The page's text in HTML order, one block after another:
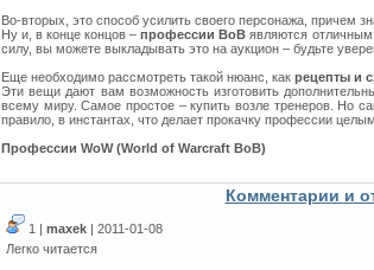
Во-вторых, это способ усилить своего персонажа, причем
Ну и, в конце концов –профессии ВоВ являются отличным
силу, вы можете выкладывать это на аукцион – будьте
Еще необходимо рассмотреть такой нюанс, как рецепты и
Эти вещи дают вам возможность изготовить
всему миру. Самое простое – купить возле тренеров. Но
правило, в инстантах, что делает прокачку профессии
Профессии WoW (World of Warcraft ВоВ)
Комментарии и
1 | maxek | 2011-01-08
Легко читается